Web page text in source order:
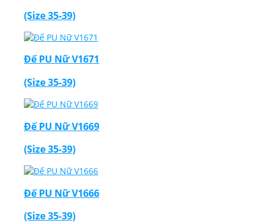
(Size 35-39)
Đế PU Nữ V1671
(Size 35-39)
Đế PU Nữ V1669
(Size 35-39)
Đế PU Nữ V1666
(Size 35-39)